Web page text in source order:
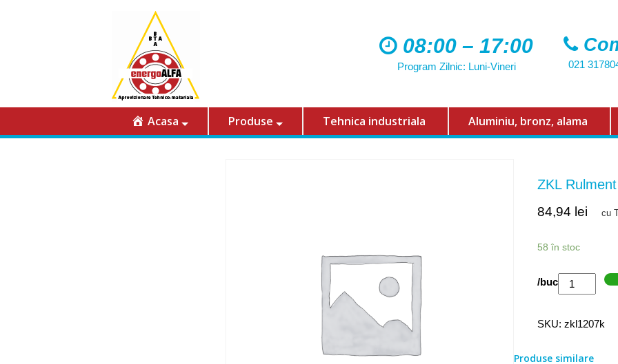
08:00 – 17:00
Program Zilnic: Luni-Vineri 021
Acasa Produse Tehnica industriala Aluminiu, bronz, alama
ZKL
84,94 lei cu
58 în stoc
Cantitate
/buc
SKU:zkl1207k
Produse similare